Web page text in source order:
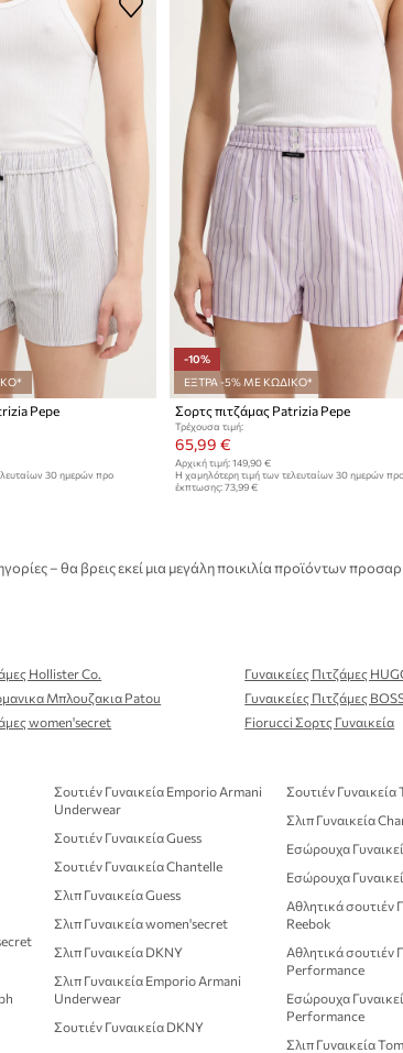
Pepe
30 ημερών προ
-10%
ΕΞΤΡΑ -5% ΜΕ ΚΩΔΙΚΟ*
Σορτς πιτζάμας Patrizia Pepe
Τρέχουσα τιμή:
65,99 €
Αρχική τιμή: 149,90 €
Η χαμηλότερη τιμή των τελευταίων 30 ημερών προ
έκπτωσης: 73,99 €
– θα βρεις εκεί μια μεγάλη ποικιλία προϊόντων
Hollister Co. Γυναικείες Πιτζάμες
Μπλουζακια Patou Γυναικείες Πιτζάμες
women'secret Fiorucci Σορτς Γυναικεία
Σουτιέν Γυναικεία Emporio Armani
Underwear
Σουτιέν Γυναικεία Guess
Σουτιέν Γυναικεία Chantelle
Σλιπ Γυναικεία Guess
Σλιπ Γυναικεία women'secret
Σλιπ Γυναικεία DKNY
Σλιπ Γυναικεία Emporio Armani
Underwear
Σουτιέν Γυναικεία DKNY
Σουτιέν
Σλιπ Γυναικεία
Εσώρουχα
Εσώρουχα
Αθλητικά σουτιέν
Reebok
Αθλητικά σουτιέν
Performance
Εσώρουχα
Performance
Σλιπ Γυναικεία